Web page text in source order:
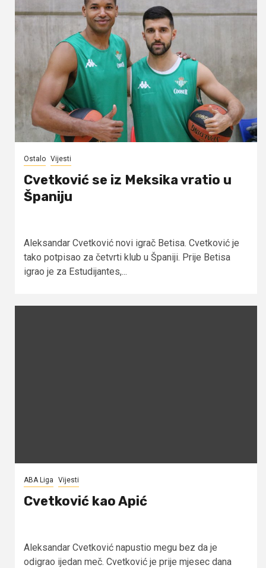
Ostalo Vijesti
Cvetković se iz Meksika vratio u
Španiju
Aleksandar Cvetković novi igrač Betisa. Cvetković je
tako potpisao za četvrti klub u Španiji. Prije Betisa
igrao je za Estudijantes,...
ABA Liga Vijesti
Cvetković kao Apić
Aleksandar Cvetković napustio megu bez da je
odigrao ijedan meč. Cvetković je prije mjesec dana